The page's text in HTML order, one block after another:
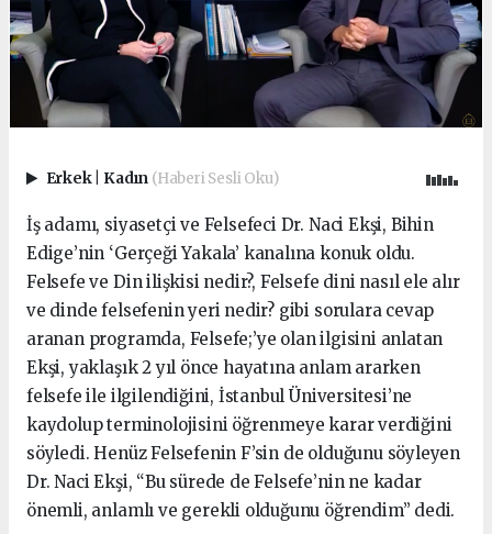
Erkek Kadın (Haberi Sesli Oku)
İş adamı, siyasetçi ve Felsefeci Dr. Naci Ekşi, Bihin
Edige’nin ‘Gerçeği Yakala’ kanalına konuk oldu.
Felsefe ve Din ilişkisi nedir?, Felsefe dini nasıl ele alır
ve dinde felsefenin yeri nedir? gibi sorulara cevap
aranan programda, Felsefe;’ye olan ilgisini anlatan
Ekşi, yaklaşık 2 yıl önce hayatına anlam ararken
felsefe ile ilgilendiğini, İstanbul Üniversitesi’ne
kaydolup terminolojisini öğrenmeye karar verdiğini
söyledi. Henüz Felsefenin F’sin de olduğunu söyleyen
Dr. Naci Ekşi, “Bu sürede de Felsefe’nin ne kadar
önemli, anlamlı ve gerekli olduğunu öğrendim” dedi.